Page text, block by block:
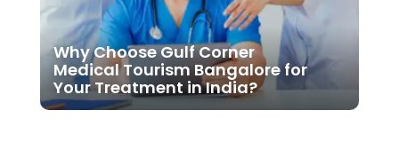
Why Choose Gulf Corner
Medical Tourism Bangalore for
Your Treatment in India?